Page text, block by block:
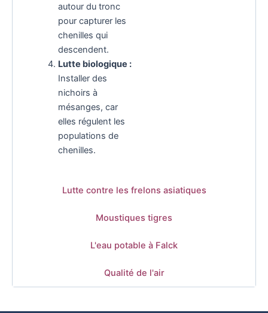
Lutte contre les frelons asiatiques
Moustiques tigres
L'eau potable à Falck
Qualité de l'air
autour du tronc
pour capturer les
chenilles qui
descendent.
Lutte biologique :
Installer des
nichoirs à
mésanges, car
elles régulent les
populations de
chenilles.